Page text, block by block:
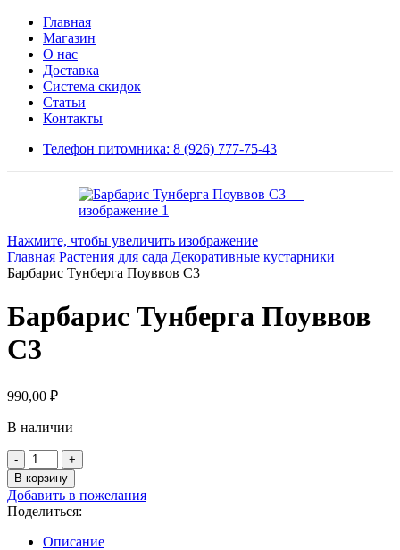
Главная
Магазин
О нас
Доставка
Система скидок
Статьи
Контакты
Телефон питомника: 8 (926) 777-75-43
Нажмите, чтобы увеличить изображение
Главная Растения для сада Декоративные кустарники
Барбарис Тунберга Поуввов С3
Барбарис Тунберга Поуввов
С3
990,00 ₽
В наличии
Количество
товара
Барбарис
Тунберга
Поуввов
С3
В корзину
Добавить в пожелания
Поделиться:
Описание